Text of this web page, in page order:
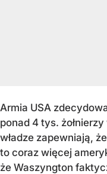
Armia USA
ponad 4 tys.
władze zapewniają,
to coraz więcej
że Waszyngton